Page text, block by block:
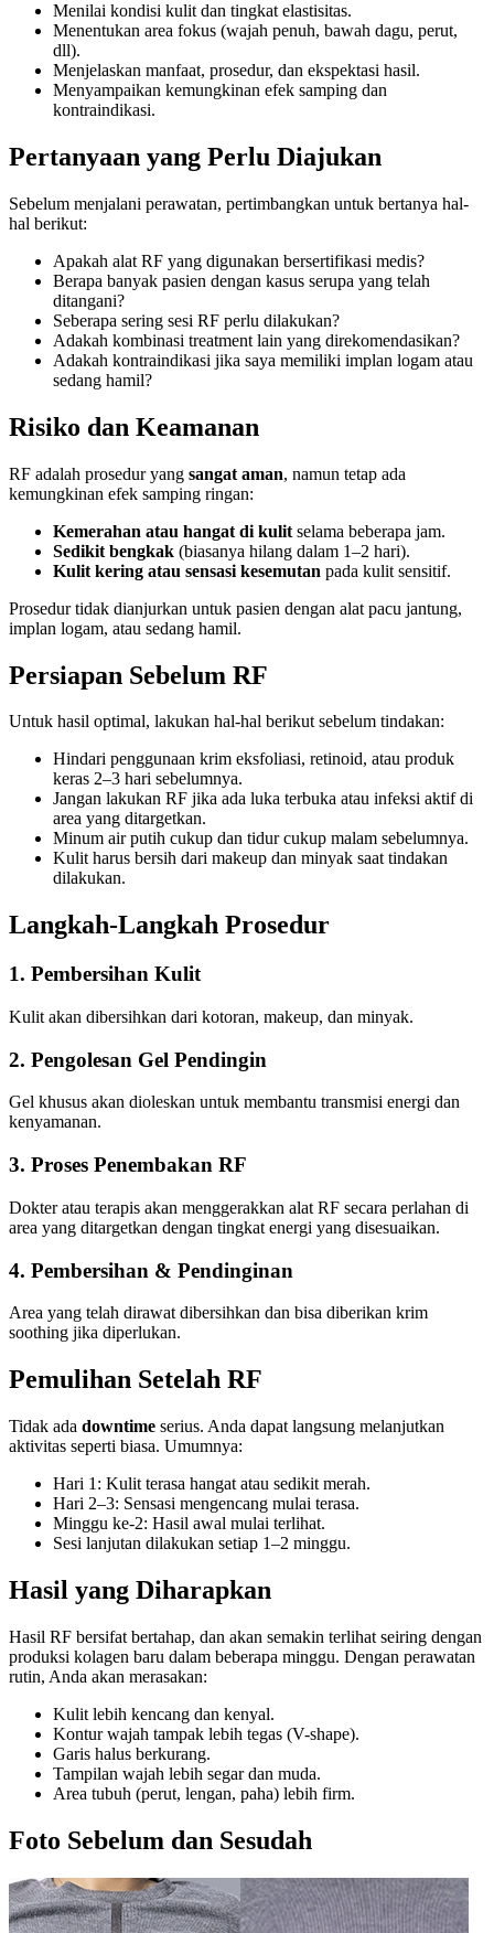
Menilai kondisi kulit dan tingkat elastisitas.
Menentukan area fokus (wajah penuh, bawah dagu, perut,
dll).
Menjelaskan manfaat, prosedur, dan ekspektasi hasil.
Menyampaikan kemungkinan efek samping dan
kontraindikasi.
Pertanyaan yang Perlu Diajukan
Sebelum menjalani perawatan, pertimbangkan untuk bertanya hal-
hal berikut:
Apakah alat RF yang digunakan bersertifikasi medis?
Berapa banyak pasien dengan kasus serupa yang telah
ditangani?
Seberapa sering sesi RF perlu dilakukan?
Adakah kombinasi treatment lain yang direkomendasikan?
Adakah kontraindikasi jika saya memiliki implan logam atau
sedang hamil?
Risiko dan Keamanan
RF adalah prosedur yang sangat aman, namun tetap ada
kemungkinan efek samping ringan:
Kemerahan atau hangat di kulit selama beberapa jam.
Sedikit bengkak (biasanya hilang dalam 1–2 hari).
Kulit kering atau sensasi kesemutan pada kulit sensitif.
Prosedur tidak dianjurkan untuk pasien dengan alat pacu jantung,
implan logam, atau sedang hamil.
Persiapan Sebelum RF
Untuk hasil optimal, lakukan hal-hal berikut sebelum tindakan:
Hindari penggunaan krim eksfoliasi, retinoid, atau produk
keras 2–3 hari sebelumnya.
Jangan lakukan RF jika ada luka terbuka atau infeksi aktif di
area yang ditargetkan.
Minum air putih cukup dan tidur cukup malam sebelumnya.
Kulit harus bersih dari makeup dan minyak saat tindakan
dilakukan.
Langkah-Langkah Prosedur
1. Pembersihan Kulit
Kulit akan dibersihkan dari kotoran, makeup, dan minyak.
2. Pengolesan Gel Pendingin
Gel khusus akan dioleskan untuk membantu transmisi energi dan
kenyamanan.
3. Proses Penembakan RF
Dokter atau terapis akan menggerakkan alat RF secara perlahan di
area yang ditargetkan dengan tingkat energi yang disesuaikan.
4. Pembersihan & Pendinginan
Area yang telah dirawat dibersihkan dan bisa diberikan krim
soothing jika diperlukan.
Pemulihan Setelah RF
Tidak ada downtime serius. Anda dapat langsung melanjutkan
aktivitas seperti biasa. Umumnya:
Hari 1: Kulit terasa hangat atau sedikit merah.
Hari 2–3: Sensasi mengencang mulai terasa.
Minggu ke-2: Hasil awal mulai terlihat.
Sesi lanjutan dilakukan setiap 1–2 minggu.
Hasil yang Diharapkan
Hasil RF bersifat bertahap, dan akan semakin terlihat seiring dengan
produksi kolagen baru dalam beberapa minggu. Dengan perawatan
rutin, Anda akan merasakan:
Kulit lebih kencang dan kenyal.
Kontur wajah tampak lebih tegas (V-shape).
Garis halus berkurang.
Tampilan wajah lebih segar dan muda.
Area tubuh (perut, lengan, paha) lebih firm.
Foto Sebelum dan Sesudah